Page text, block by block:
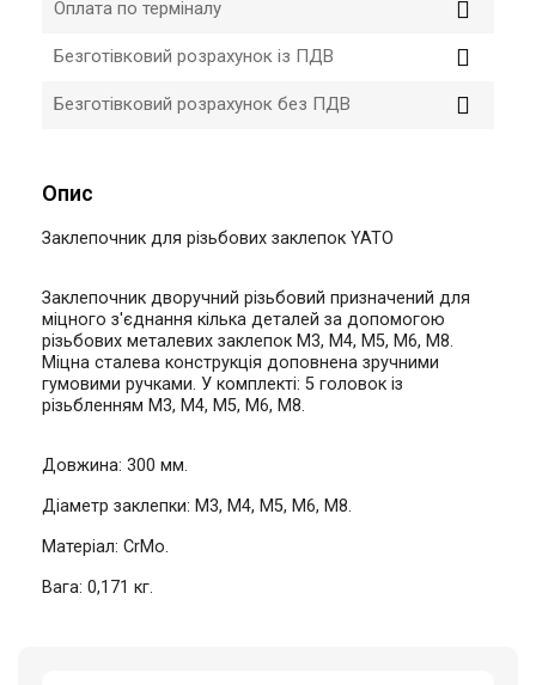
Оплата по терміналу
Безготівковий розрахунок із ПДВ
Безготівковий розрахунок без ПДВ
Опис
Заклепочник для різьбових заклепок YATO
Заклепочник дворучний різьбовий призначений для
міцного з'єднання кілька деталей за допомогою
різьбових металевих заклепок М3, М4, М5, М6, М8.
Міцна сталева конструкція доповнена зручними
гумовими ручками. У комплекті: 5 головок із
різьбленням M3, M4, M5, M6, М8.
Довжина: 300 мм.
Діаметр заклепки: M3, M4, M5, M6, M8.
Матеріал: CrMo.
Вага: 0,171 кг.